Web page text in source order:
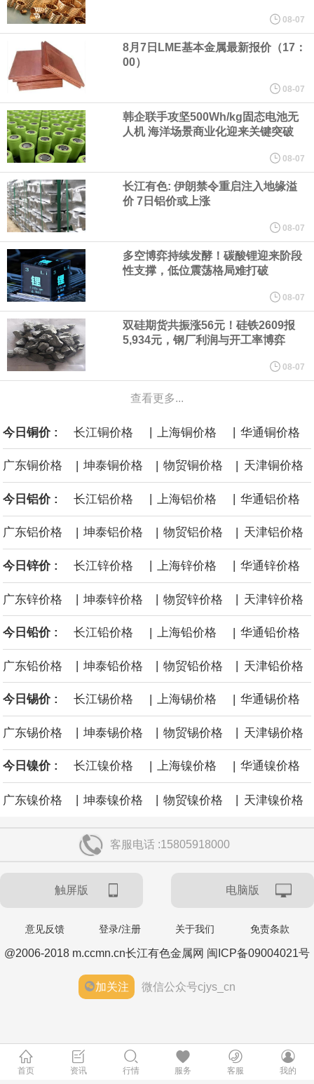
心技术等多项已商业化应用的核心技术并已应用于公司的高性能通
用人形机器人、四足机器人等产品。
美国总统特朗普6日否认他对国防部长赫格塞思不满，称对赫格塞思
所做的工作“非常满意”。特朗普在社交媒体上发帖称，一些媒体有关
他与赫格塞思就弹药短缺问题发生冲突的报道是“完全没有根据的谣
言”，他对赫格塞思所做的工作“非常满意”。
纽约期银突破64美元/盎司，日内涨3.91%。
据报道，威刚近日在法说会上表示，在需求增加、价格走高及货源
稳定的三大有利因素带动下，预期第3季度营运将优于第2季度，并
进一步扩大全年营运成果。
美国国会预算办公室（CBO）于当地时间5日发布报告称，美国海军
计划建造的15艘核动力“特朗普级”（Trump-class）战列舰，从研发
到采购的总费用可能高达2750亿美元，为美国有史以来最昂贵的水
面战舰项目之一。 根据CBO的初步估算，首舰造价约234亿美元，
后续14艘平均每艘约180亿美元。
黄金价格有望录得自今年1月以来最大单周涨幅。油价走弱为金价提
供支撑，同时投资者正等待美国非农就业数据，以寻找美国利率前
景的线索。StoneX高级分析师马特·辛普森表示，中东和平前景改善
海力士：龙仁工厂将生产高带宽内存（HBM）及其他下一代动态随
机存取存储器（DRAM）。
08-07
8月7日LME基本金属最新报价（17：
00）
08-07
韩企联手攻坚500Wh/kg固态电池无
人机 海洋场景商业化迎来关键突破
08-07
长江有色: 伊朗禁令重启注入地缘溢
价 7日铝价或上涨
08-07
多空博弈持续发酵！碳酸锂迎来阶段
性支撑，低位震荡格局难打破
08-07
双硅期货共振涨56元！硅铁2609报
5,934元，钢厂利润与开工率博弈
08-07
查看更多...
今日铜价 : 长江铜价格 | 上海铜价格 | 华通铜价格
广东铜价格 | 坤泰铜价格 | 物贸铜价格 | 天津铜价格
今日铝价 : 长江铝价格 上海铝价格 华通铝价格
广东铝价格 | 坤泰铝价格 | 物贸铝价格 | 天津铝价格
今日锌价 : 长江锌价格 上海锌价格 华通锌价格
广东锌价格 | 坤泰锌价格 | 物贸锌价格 | 天津锌价格
今日铅价 : 长江铅价格 | 上海铅价格 | 华通铅价格
广东铅价格 坤泰铅价格 物贸铅价格 天津铅价格
今日锡价 : 长江锡价格 | 上海锡价格 | 华通锡价格
广东锡价格 坤泰锡价格 物贸锡价格 天津锡价格
今日镍价 : 长江镍价格 | 上海镍价格 | 华通镍价格
广东镍价格 | 坤泰镍价格 | 物贸镍价格 | 天津镍价格
客服电话 :15805918000
触屏版 电脑版
意见反馈 登录/注册 关于我们 免责条款
@2006-2018 m.ccmn.cn长江有色金属网 闽ICP备09004021号
加关注 微信公众号cjys_cn
首页 资讯 行情 服务 客服 我的